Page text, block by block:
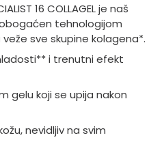
16 COLLAGEL je naš
tehnologijom
sve skupine kolagena*.
i trenutni efekt
gelu koji se upija nakon
nevidljiv na svim